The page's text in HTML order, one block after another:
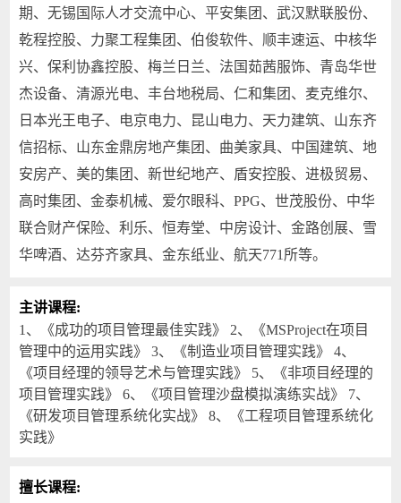
期、无锡国际人才交流中心、平安集团、武汉默联股份、
乾程控股、力聚工程集团、伯俊软件、顺丰速运、中核华
兴、保利协鑫控股、梅兰日兰、法国茹茜服饰、青岛华世
杰设备、清源光电、丰台地税局、仁和集团、麦克维尔、
日本光王电子、电京电力、昆山电力、天力建筑、山东齐
信招标、山东金鼎房地产集团、曲美家具、中国建筑、地
安房产、美的集团、新世纪地产、盾安控股、进极贸易、
高时集团、金泰机械、爱尔眼科、PPG、世茂股份、中华
联合财产保险、利乐、恒寿堂、中房设计、金路创展、雪
华啤酒、达芬齐家具、金东纸业、航天771所等。
主讲课程:
1、《成功的项目管理最佳实践》 2、《MSProject在项目
管理中的运用实践》 3、《制造业项目管理实践》 4、
《项目经理的领导艺术与管理实践》 5、《非项目经理的
项目管理实践》 6、《项目管理沙盘模拟演练实战》 7、
《研发项目管理系统化实战》 8、《工程项目管理系统化
实践》
擅长课程: